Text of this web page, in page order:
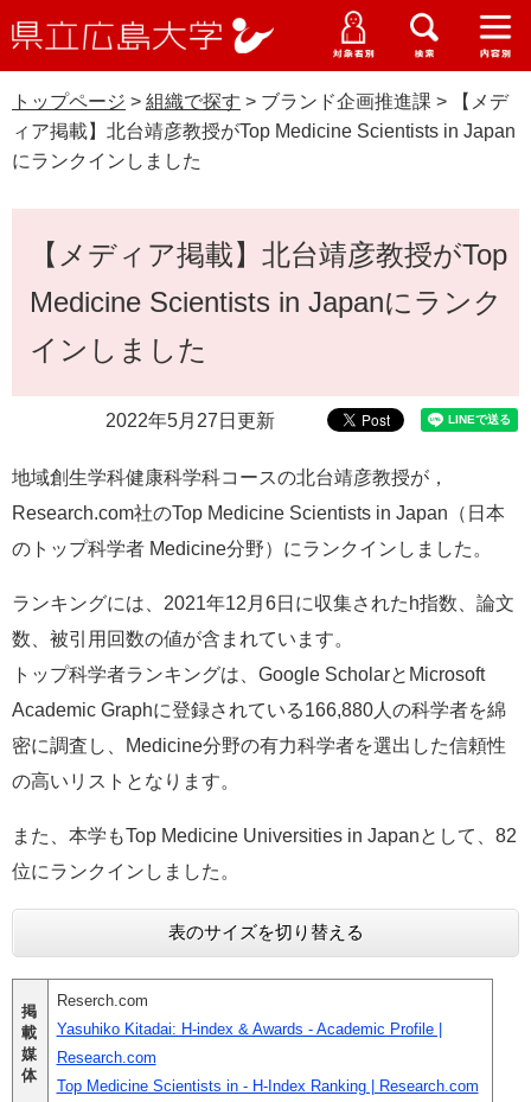
ー
ジ
先
頭
ニ
ュ
を
飛
ニ
ー
ニ
ュ
ー
ニ
ュ
ー
立
大
受験生の皆さま
在学生の皆さま
地域・企業の皆さま
研究者の皆さま
教職員の皆さま
受験生特設サイト
WEB版大学案内
資料請求
交通アクセス
English
中文簡体
o
g
e
ス
ム
検
すべて ページ
大学概要
学部・大学院・専攻科
学生生活・就職支援
研究・地域連携・国際交流
入試情報
トップページ > 組織で探す > ブランド企画推進課 >
【メデ
ィア掲載】北台靖彦教授がTop Medicine Scientists in Japan
にランクインしました
【メディア掲載】北台靖彦教授がTop
Medicine Scientists in Japanにランク
インしました
2022年5月27日更新
地域創生学科健康科学科コースの北台靖彦教授が，
Research.com社のTop Medicine Scientists in Japan（日本
のトップ科学者 Medicine分野）にランクインしました。
ランキングには、2021年12月6日に収集されたh指数、論文
数、被引用回数の値が含まれています。
トップ科学者ランキングは、Google ScholarとMicrosoft
Academic Graphに登録されている166,880人の科学者を綿
密に調査し、Medicine分野の有力科学者を選出した信頼性
の高いリストとなります。
また、本学もTop Medicine Universities in Japanとして、82
位にランクインしました。
表のサイズを切り替える
掲
載
媒
体
Reserch.com
Yasuhiko Kitadai: H-index & Awards - Academic Profile |
Research.com
Top Medicine Scientists in - H-Index Ranking | Research.com